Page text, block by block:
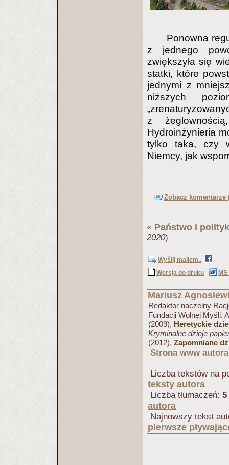
Ponowna
z jednego
zwiększyła się
statki, które
jednymi z
niższych
z
Hydroinżynieria
tylko taka, czy
Niemcy, jak
Zobacz komentarze
« Państwo i
2020)
Wyślij mailem..
Wersja do druku
MS
Mariusz
Redaktor naczelny
Fundacji Wolnej Myśli.
(2009), Heretyckie
Kryminalne dzieje
(2012), Zapomniane
Strona www autora
Liczba tekstów na
teksty autora
Liczba tłumaczeń: 5
autora
Najnowszy tekst
pierwsze